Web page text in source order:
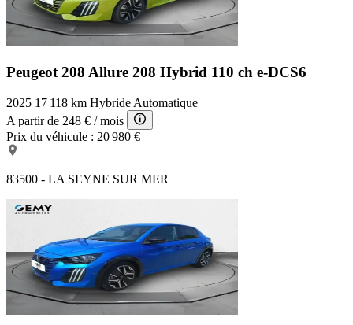
Peugeot 208 Allure 208 Hybrid 110 ch e-DCS6
2025 17 118 km Hybride Automatique
A partir de 248 € / mois
Prix du véhicule : 20 980 €
83500 - LA SEYNE SUR MER